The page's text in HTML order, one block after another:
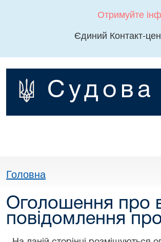
Отримуйте
Єдиний Контакт-
Судова
Головна
Оголошення про
повідомлення